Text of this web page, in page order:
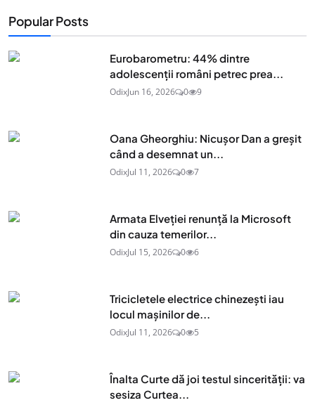
Popular Posts
Eurobarometru: 44% dintre
adolescenţii români petrec prea...
OdixJun 16, 2026 0 9
Oana Gheorghiu: Nicușor Dan a greșit
când a desemnat un...
OdixJul 11, 2026 0 7
Armata Elveției renunță la Microsoft
din cauza temerilor...
OdixJul 15, 2026 0 6
Tricicletele electrice chinezești iau
locul mașinilor de...
OdixJul 11, 2026 0 5
Înalta Curte dă joi testul sincerității: va
sesiza Curtea...